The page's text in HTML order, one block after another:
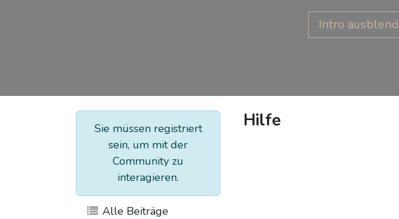
Intro
Sie müssen registriert
sein, um mit der
Community zu
interagieren.
Alle Beiträge
Hilfe